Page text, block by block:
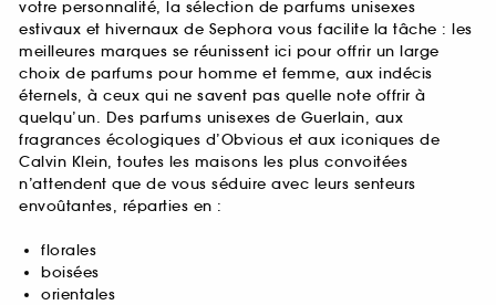
votre personnalité, la sélection de parfums unisexes
estivaux et hivernaux de Sephora vous facilite la tâche : les
meilleures marques se réunissent ici pour offrir un large
choix de parfums pour homme et femme, aux indécis
éternels, à ceux qui ne savent pas quelle note offrir à
quelqu’un. Des parfums unisexes de Guerlain, aux
fragrances écologiques d’Obvious et aux iconiques de
Calvin Klein, toutes les maisons les plus convoitées
n’attendent que de vous séduire avec leurs senteurs
envoûtantes, réparties en :
florales
boisées
orientales